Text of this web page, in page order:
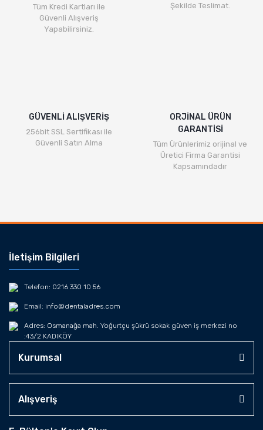
Ürün fiyatı diğer sitelerden daha pahalı.
Bu ürüne benzer farklı alternatifler olmalı.
Tüm Kredi Kartları ile
Güvenli Alışveriş
Yapabilirsiniz.
Şekilde Teslimat.
GÜVENLİ ALIŞVERİŞ
256bit SSL Sertifikası ile
Güvenli Satın Alma
ORJİNAL ÜRÜN
GARANTİSİ
Tüm Ürünlerimiz orijinal ve
Üretici Firma Garantisi
Kapsamındadır
İletişim Bilgileri
Telefon: 0216 330 10 56
Email: info@dentaladres.com
Adres: Osmanağa mah. Yoğurtçu şükrü sokak güven iş merkezi no
:43/2 KADIKÖY
Kurumsal
Alışveriş